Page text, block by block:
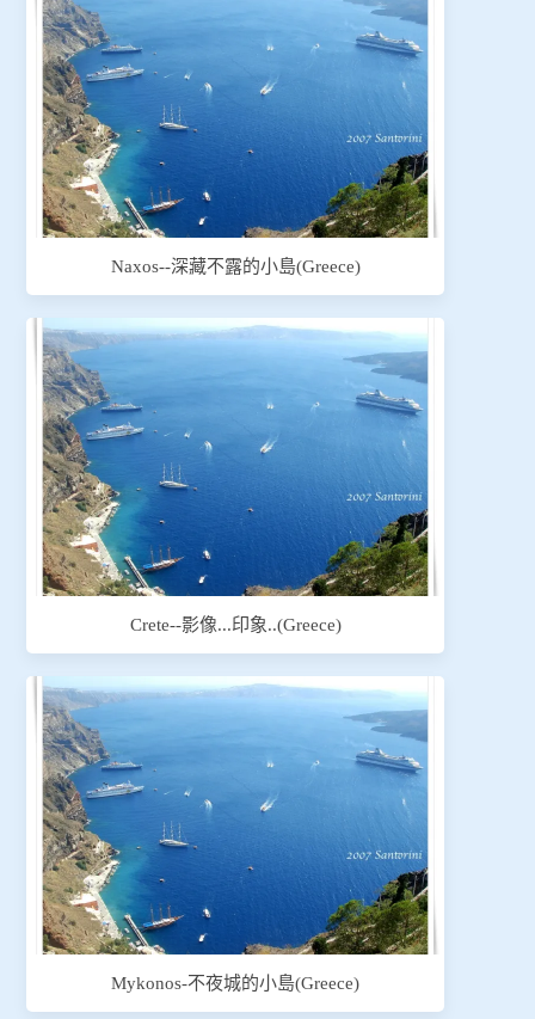
Naxos--深藏不露的小島(Greece)
Crete--影像...印象..(Greece)
Mykonos-不夜城的小島(Greece)